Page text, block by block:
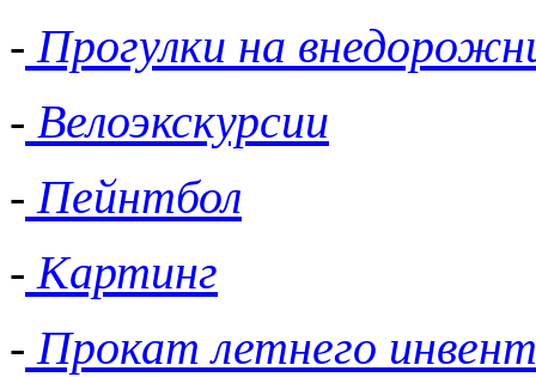
- Прогулки на
- Велоэкскурсии
- Пейнтбол
- Картинг
- Прокат летнего